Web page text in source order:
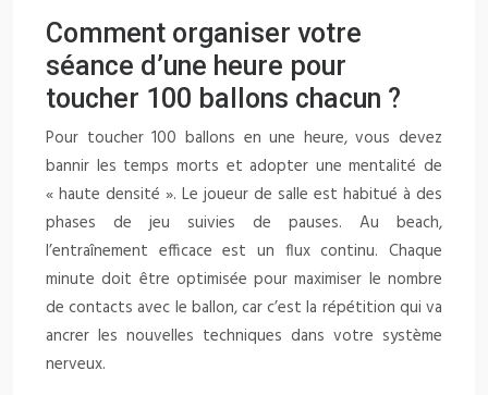
Comment organiser votre
séance d’une heure pour
toucher 100 ballons chacun ?
Pour toucher 100 ballons en une heure, vous devez
bannir les temps morts et adopter une mentalité de
« haute densité ». Le joueur de salle est habitué à des
phases de jeu suivies de pauses. Au beach,
l’entraînement efficace est un flux continu. Chaque
minute doit être optimisée pour maximiser le nombre
de contacts avec le ballon, car c’est la répétition qui va
ancrer les nouvelles techniques dans votre système
nerveux.